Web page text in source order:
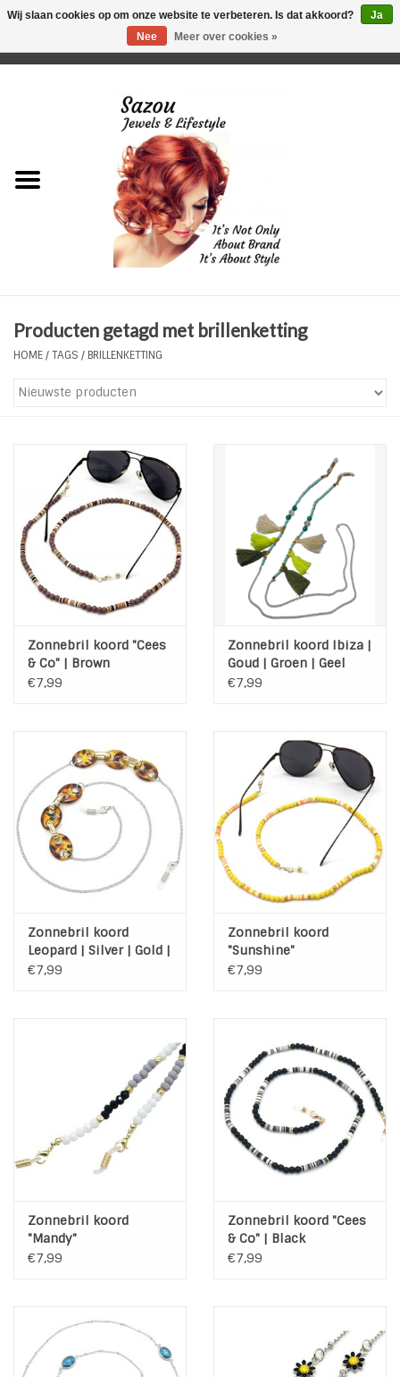
Just for Him
Plus Size Sieraden
Enkelbandjes
Haaraccesoires
Zonnebrillen
Fashion
ON THE BEACH
Charmin*s
LIFESTYLE PRODUCTEN
INSPIRATIE
Blog
Producten getagd met brillenketting
HOME/TAGS / BRILLENKETTING
Zonnebril koord "Cees
& Co" | Brown
€7,99
Zonnebril koord Ibiza |
Goud | Groen | Geel
€7,99
Zonnebril koord
Leopard | Silver | Gold |
Brown
€7,99
Zonnebril koord
"Sunshine"
€7,99
Zonnebril koord
"Mandy"
€7,99
Zonnebril koord "Cees
& Co" | Black
€7,99
Wij slaan cookies op om onze website te verbeteren. Is dat akkoord?
Ja
Nee
Meer over cookies »